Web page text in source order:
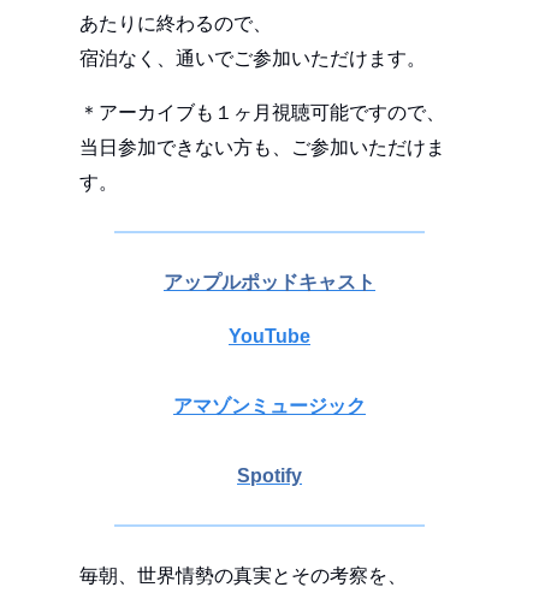
あたりに終わるので、
宿泊なく、通いでご参加いただけます。
＊アーカイブも１ヶ月視聴可能ですので、
当日参加できない方も、ご参加いただけま
す。
アップルポッドキャスト
YouTube
アマゾンミュージック
Spotify
毎朝、世界情勢の真実とその考察を、